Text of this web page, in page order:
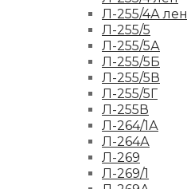
Л-255/4А лен
Л-255/5
Л-255/5А
Л-255/5Б
Л-255/5В
Л-255/5Г
Л-255В
Л-264/1А
Л-264А
Л-269
Л-269/1